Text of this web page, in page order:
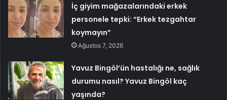
İç giyim mağazalarındaki erkek
personele tepki: “Erkek tezgahtar
koymayın”
Ağustos 7, 2026
Yavuz Bingöl’ün hastalığı ne, sağlık
durumu nasıl? Yavuz Bingöl kaç
yaşında?